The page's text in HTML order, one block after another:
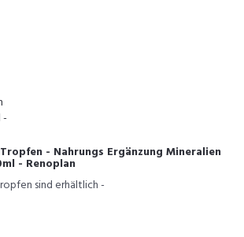
- Nahrungs Ergänzung Mineralien
- Renoplan
sind erhältlich -